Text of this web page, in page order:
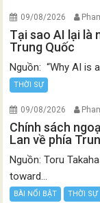
09/08/2026
Tại sao AI lại là
Trung Quốc
Nguồn: “Why AI is
THỜI SỰ
09/08/2026
Chính sách
Lan về phía
Nguồn: Toru
toward...
BÀI NỔI BẬT THỜI SỰ